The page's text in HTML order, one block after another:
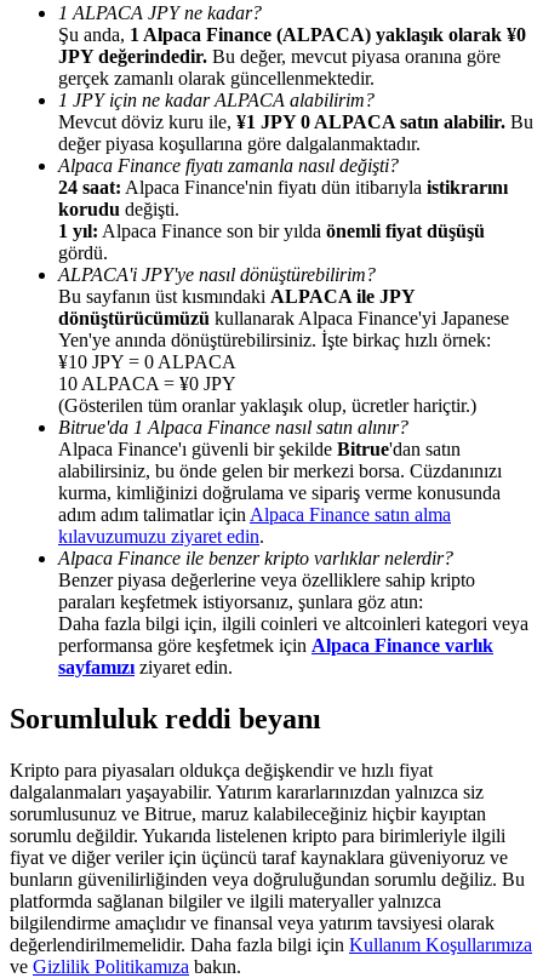
Yönlendirme
Arkadaşını davet et, nakit ödüller kazan
Deposit CASHCAT & Win
Deposit CASHCAT & Win
Share 500000 CASHCAT prize pool
Exclusive for BitMart Users
Register & Trade to Win 500,000 USDT
Precious Metals Trading Carnival
Trade Gold & Silver · 33,333 USDT Bonus
1 ALPACA JPY ne kadar?
Şu anda, 1 Alpaca Finance (ALPACA) yaklaşık olarak ¥0
JPY değerindedir. Bu değer, mevcut piyasa oranına göre
gerçek zamanlı olarak güncellenmektedir.
1 JPY için ne kadar ALPACA alabilirim?
Mevcut döviz kuru ile, ¥1 JPY 0 ALPACA satın alabilir. Bu
değer piyasa koşullarına göre dalgalanmaktadır.
Alpaca Finance fiyatı zamanla nasıl değişti?
24 saat: Alpaca Finance'nin fiyatı dün itibarıyla istikrarını
korudu değişti.
1 yıl: Alpaca Finance son bir yılda önemli fiyat düşüşü
gördü.
ALPACA'i JPY'ye nasıl dönüştürebilirim?
Bu sayfanın üst kısmındaki ALPACA ile JPY
dönüştürücümüzü kullanarak Alpaca Finance'yi Japanese
Yen'ye anında dönüştürebilirsiniz. İşte birkaç hızlı örnek:
¥10 JPY = 0 ALPACA
10 ALPACA = ¥0 JPY
(Gösterilen tüm oranlar yaklaşık olup, ücretler hariçtir.)
Bitrue'da 1 Alpaca Finance nasıl satın alınır?
Alpaca Finance'ı güvenli bir şekilde Bitrue'dan satın
alabilirsiniz, bu önde gelen bir merkezi borsa. Cüzdanınızı
kurma, kimliğinizi doğrulama ve sipariş verme konusunda
adım adım talimatlar için Alpaca Finance satın alma
kılavuzumuzu ziyaret edin.
Alpaca Finance ile benzer kripto varlıklar nelerdir?
Benzer piyasa değerlerine veya özelliklere sahip kripto
paraları keşfetmek istiyorsanız, şunlara göz atın:
Daha fazla bilgi için, ilgili coinleri ve altcoinleri kategori veya
performansa göre keşfetmek için Alpaca Finance varlık
sayfamızı ziyaret edin.
Sorumluluk reddi beyanı
Kripto para piyasaları oldukça değişkendir ve hızlı fiyat
dalgalanmaları yaşayabilir. Yatırım kararlarınızdan yalnızca siz
sorumlusunuz ve Bitrue, maruz kalabileceğiniz hiçbir kayıptan
sorumlu değildir. Yukarıda listelenen kripto para birimleriyle ilgili
fiyat ve diğer veriler için üçüncü taraf kaynaklara güveniyoruz ve
bunların güvenilirliğinden veya doğruluğundan sorumlu değiliz. Bu
platformda sağlanan bilgiler ve ilgili materyaller yalnızca
bilgilendirme amaçlıdır ve finansal veya yatırım tavsiyesi olarak
değerlendirilmemelidir. Daha fazla bilgi için Kullanım Koşullarımıza
ve Gizlilik Politikamıza bakın.